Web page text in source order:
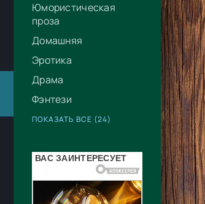
Юмористическая
проза
Домашняя
Эротика
Драма
Фэнтези
ПОКАЗАТЬ ВСЕ (24)